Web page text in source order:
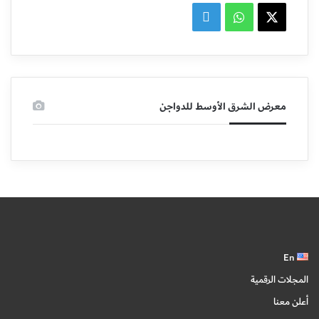
واتسابlinkedin
معرض الشرق الأوسط للدواجن
En
المجلات الرقمية
أعلن معنا